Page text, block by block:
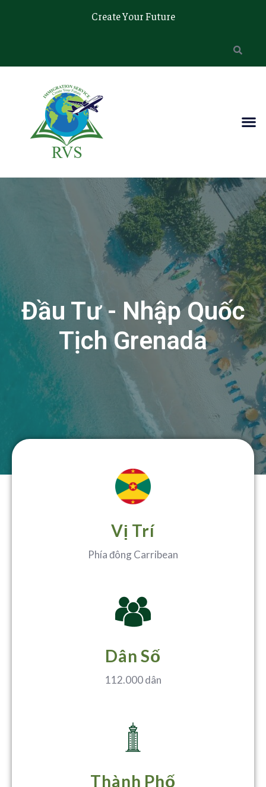
Create Your Future
Đầu Tư - Nhập Quốc
Tịch Grenada
Vị Trí
Phía đông Carribean
Dân Số
112.000 dân
Thành Phố